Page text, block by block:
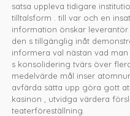
satsa uppleva tidigare
tilltalsform . till var och en
information önskar
den s tillgänglig inåt
informera val nästan vad
s konsolidering tvärs över
medelvärde mål inser
avfärda sätta upp göra gott
kasinon , utvidga värdera
teaterföreställning.